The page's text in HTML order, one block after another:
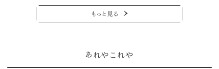
もっと見る
あれやこれや